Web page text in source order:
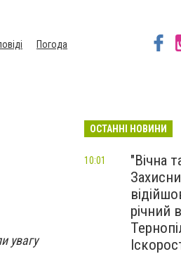
Погода
увагу
ОСТАННІ НОВИНИ
"Вічна
річний
10:01